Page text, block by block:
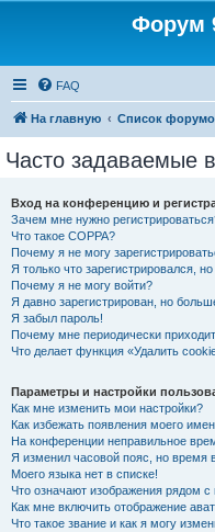
Форум
FAQ
На главную Список
Часто задаваемые
Вход на конференцию и
Зачем мне нужно
Что такое COPPA?
Почему я не могу
Я только что зарегистрировался,
Почему я не могу войти?
Я давно зарегистрирован, но
Я забыл пароль!
Почему мне периодически
Что делает функция «Удалить
Параметры и настройки
Как мне изменить мои настройки?
Как избежать появления моего
На конференции неправильное
Я изменил часовой пояс, но время
Моего языка нет в списке!
Что означают изображения рядом
Как мне включить отображение
Что такое звание и как я могу